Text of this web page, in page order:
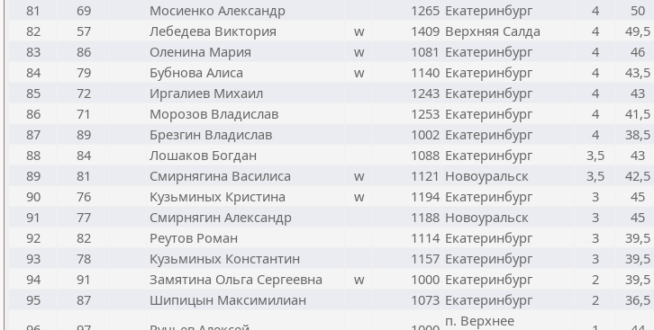
81
69 Мосиенко Александр 1265 Екатеринбург 4 50
82
57 Лебедева Виктория w 1409 Верхняя Салда 4 49,5
83
86 Оленина Мария w 1081 Екатеринбург 4 46
84
79 Бубнова Алиса w 1140 Екатеринбург 4 43,5
85
72 Иргалиев Михаил 1243 Екатеринбург 4 43
86
71 Морозов Владислав 1253 Екатеринбург 4 41,5
87
89 Брезгин Владислав 1002 Екатеринбург 4 38,5
88
84 Лошаков Богдан 1088 Екатеринбург 3,5 43
89
81 Смирнягина Василиса w 1121 Новоуральск 3,5 42,5
90
76 Кузьминых Кристина w 1194 Екатеринбург 3 45
91
77 Смирнягин Александр 1188 Новоуральск 3 45
92
82 Реутов Роман 1114 Екатеринбург 3 39,5
93
78 Кузьминых Константин 1157 Екатеринбург 3 39,5
94
91 Замятина Ольга Сергеевна w 1000 Екатеринбург 2 39,5
95
87 Шипицын Максимилиан 1073 Екатеринбург 2 36,5
п. Верхнее